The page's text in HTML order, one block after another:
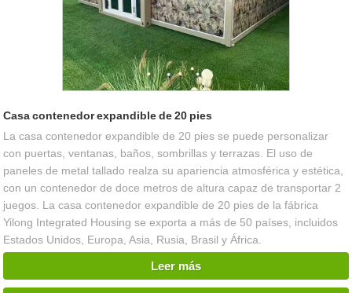
Casa contenedor expandible de 20 pies
La casa contenedor expandible de 20 pies se puede personalizar
con puertas, ventanas, baños, sombrillas y terrazas. El uso de
paneles de metal tallado realza su apariencia atmosférica y estética,
con un contenedor de doce metros de altura capaz de transportar 2
juegos. La casa contenedor expandible de 20 pies de la fábrica
Yilong Integrated Housing se exporta a más de 50 países, incluidos
Estados Unidos, Europa, Asia, Rusia, Brasil y África.
Leer más